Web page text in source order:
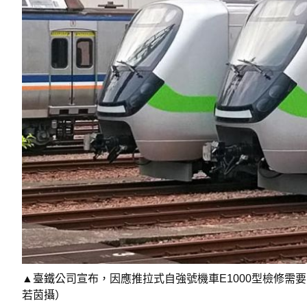
▲臺鐵公司宣布，因應推拉式自強號機車E1000型檢修需
若茵攝）